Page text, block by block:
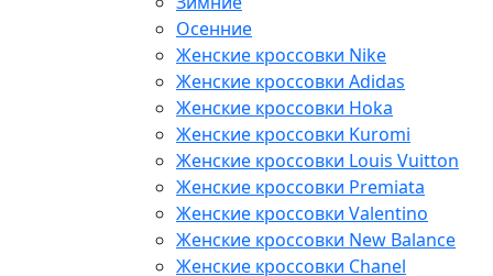
Осенние
Женские кроссовки Nike
Женские кроссовки Adidas
Женские кроссовки Hoka
Женские кроссовки Kuromi
Женские кроссовки Louis Vuitton
Женские кроссовки Premiata
Женские кроссовки Valentino
Женские кроссовки New Balance
Женские кроссовки Chanel